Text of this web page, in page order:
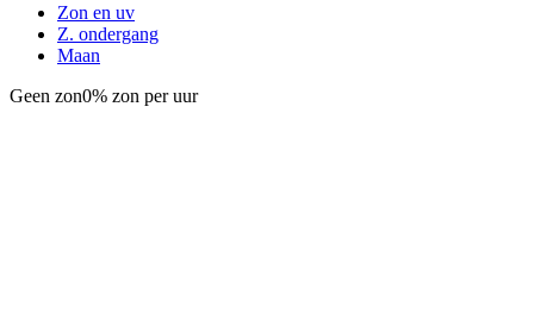
Zon en uv
Z. ondergang
Maan
Geen zon0% zon per uur